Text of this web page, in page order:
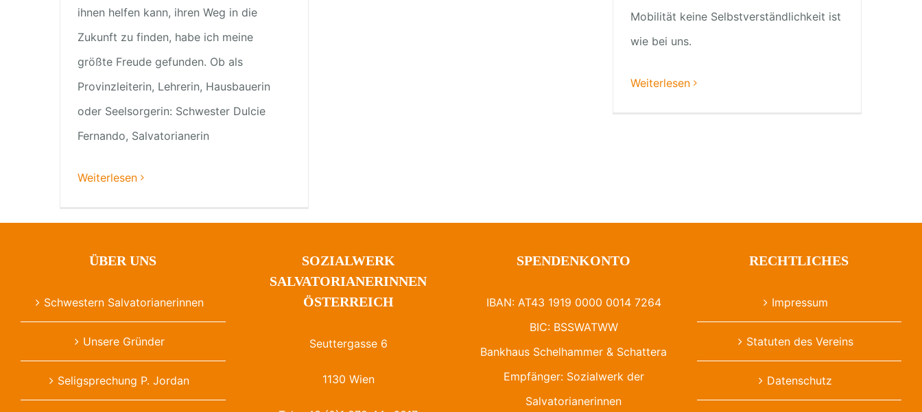
Mobilität keine Selbstverständlichkeit ist
wie bei uns.
Weiterlesen
ihnen helfen kann, ihren Weg in die
Zukunft zu finden, habe ich meine
größte Freude gefunden. Ob als
Provinzleiterin, Lehrerin, Hausbauerin
oder Seelsorgerin: Schwester Dulcie
Fernando, Salvatorianerin
Weiterlesen
ÜBER UNS
Schwestern Salvatorianerinnen
Unsere Gründer
Seligsprechung P. Jordan
SOZIALWERK
SALVATORIANERINNEN
ÖSTERREICH
Seuttergasse 6
1130 Wien
SPENDENKONTO
IBAN: AT43 1919 0000 0014 7264
BIC: BSSWATWW
Bankhaus Schelhammer & Schattera
Empfänger: Sozialwerk der
Salvatorianerinnen
RECHTLICHES
Impressum
Statuten des Vereins
Datenschutz